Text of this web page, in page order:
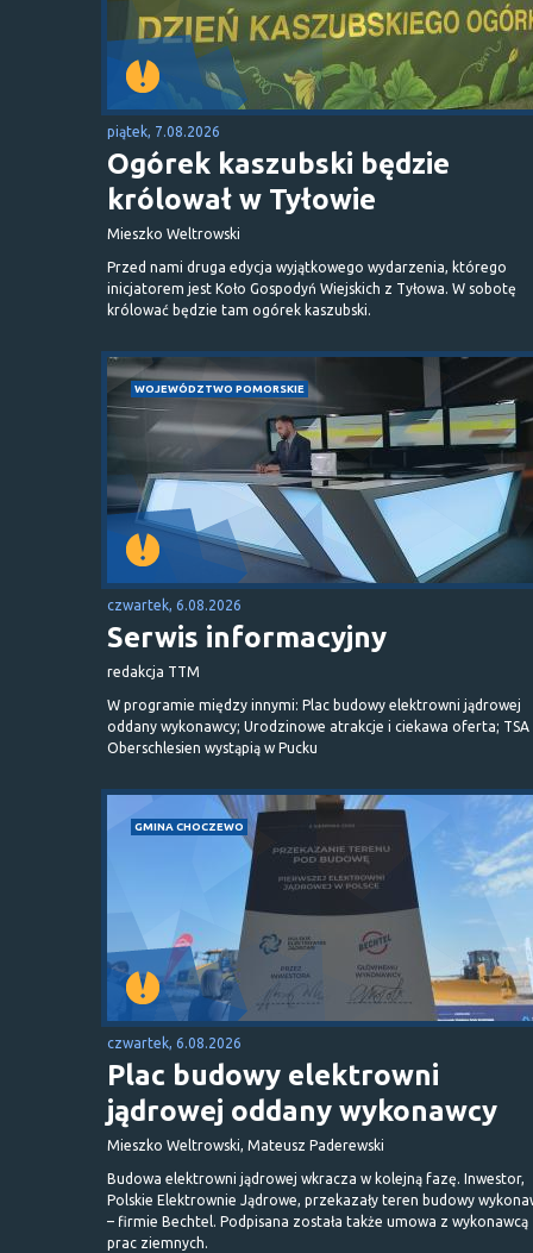
piątek, 7.08.2026
Ogórek kaszubski będzie
królował w Tyłowie
Mieszko Weltrowski
Przed nami druga edycja wyjątkowego wydarzenia, którego
inicjatorem jest Koło Gospodyń Wiejskich z Tyłowa. W sobotę
królować będzie tam ogórek kaszubski.
WOJEWÓDZTWO POMORSKIE
czwartek, 6.08.2026
Serwis informacyjny
redakcja TTM
W programie między innymi: Plac budowy elektrowni jądrowej
oddany wykonawcy; Urodzinowe atrakcje i ciekawa oferta; TSA
Oberschlesien wystąpią w Pucku
GMINA CHOCZEWO
czwartek, 6.08.2026
Plac budowy elektrowni
jądrowej oddany wykonawcy
Mieszko Weltrowski, Mateusz Paderewski
Budowa elektrowni jądrowej wkracza w kolejną fazę. Inwestor,
Polskie Elektrownie Jądrowe, przekazały teren budowy
– firmie Bechtel. Podpisana została także umowa z wykonawcą
prac ziemnych.